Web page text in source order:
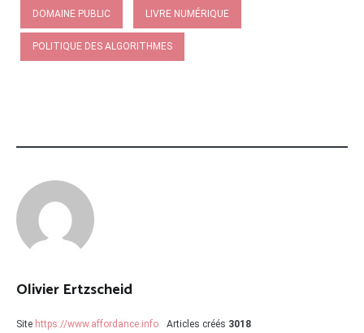
DOMAINE PUBLIC LIVRE NUMÉRIQUE
POLITIQUE DES ALGORITHMES
Olivier Ertzscheid
Site https://www.affordance.info Articles créés 3018